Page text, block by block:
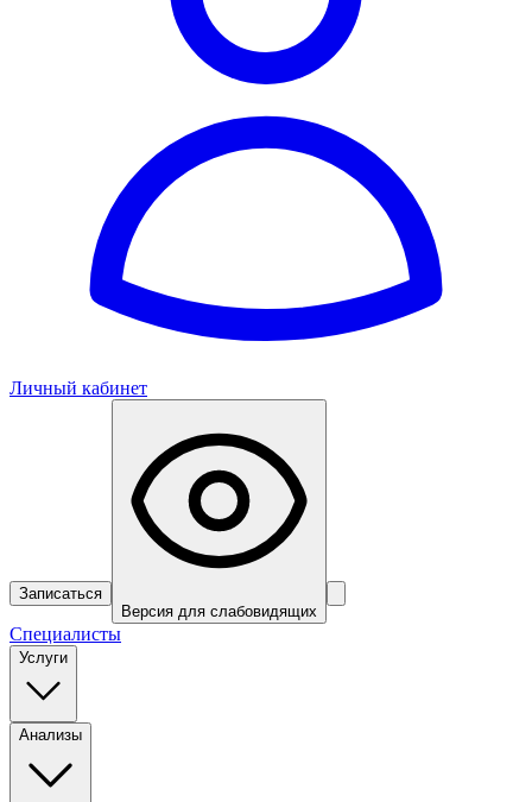
Личный кабинет
Записаться
Версия для слабовидящих
Специалисты
Услуги
Анализы